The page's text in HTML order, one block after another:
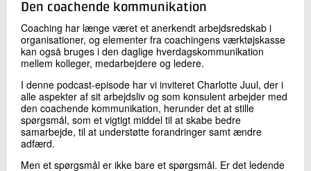
Send
Den coachende kommunikation
Coaching har længe været et anerkendt arbejdsredskab i
organisationer, og elementer fra coachingens værktøjskasse
kan også bruges i den daglige hverdagskommunikation
mellem kolleger, medarbejdere og ledere.
I denne podcast-episode har vi inviteret Charlotte Juul, der i
alle aspekter af sit arbejdsliv og som konsulent arbejder med
den coachende kommunikation, herunder det at stille
spørgsmål, som et vigtigt middel til at skabe bedre
samarbejde, til at understøtte forandringer samt ændre
adfærd.
Men et spørgsmål er ikke bare et spørgsmål. Er det ledende